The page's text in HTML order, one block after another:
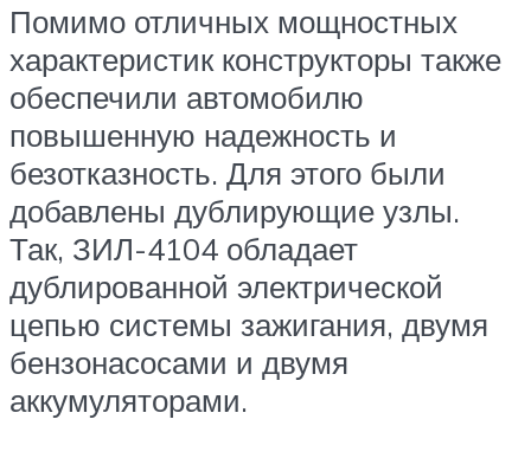
Помимо отличных мощностных
характеристик конструкторы также
обеспечили автомобилю
повышенную надежность и
безотказность. Для этого были
добавлены дублирующие узлы.
Так, ЗИЛ-4104 обладает
дублированной электрической
цепью системы зажигания, двумя
бензонасосами и двумя
аккумуляторами.